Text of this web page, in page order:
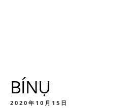
BÍNỤ
2020年10月15日